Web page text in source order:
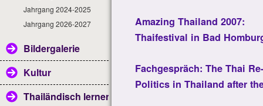
Jahrgang 2024-2025
Jahrgang 2026-2027
Bildergalerie
Kultur
Thailändisch lernen
Amazing Thailand 2007:
Thaifestival in Bad
Fachgespräch: The Thai
Politics in Thailand after